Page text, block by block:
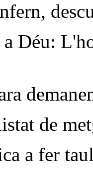
Déu:
de
a fer